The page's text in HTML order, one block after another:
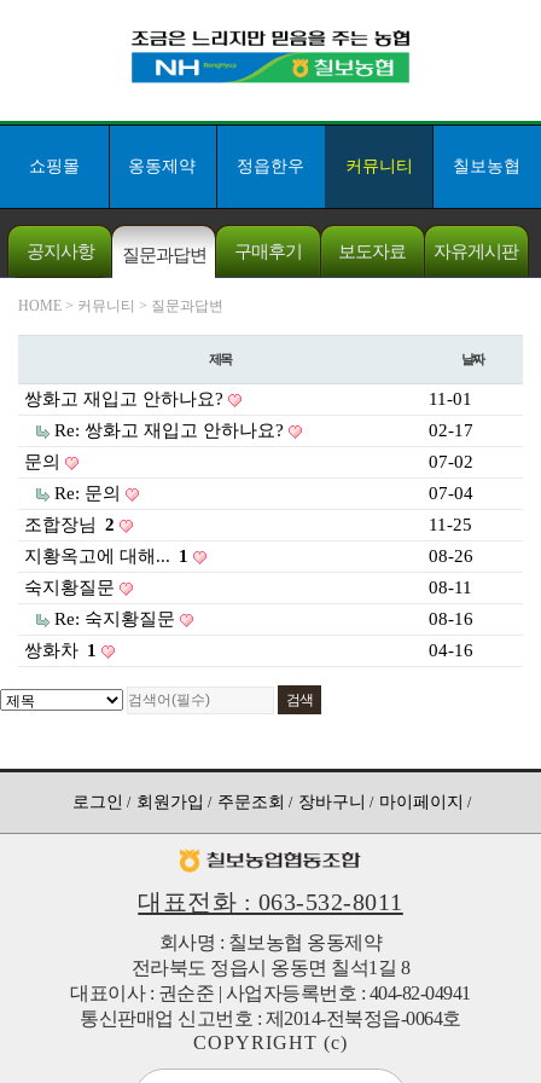
쇼핑몰 옹동제약 정읍한우 커뮤니티 칠보농협
공지사항 질문과답변 구매후기 보도자료 자유게시판
개인채무자보
063-532-8011
칠보농협 본점
063-534-3007
5만원이상 구매시
무료배송!
입금계좌안내
517142-51-013245
칠보농협옹동제약
HOME > 커뮤니티 > 질문과답변
제목 날짜
쌍화고 재입고 안하나요?
11-01
Re: 쌍화고 재입고 안하나요?
02-17
문의
07-02
Re: 문의
07-04
조합장님 2
11-25
지황옥고에 대해... 1
08-26
숙지황질문
08-11
Re: 숙지황질문
08-16
쌍화차 1 04-16
로그인 회원가입 주문조회 장바구니 마이페이지
대표전화 : 063-532-8011
회사명 : 칠보농협 옹동제약
전라북도 정읍시 옹동면 칠석1길 8
대표이사 : 권순준 | 사업자등록번호 : 404-82-04941
통신판매업 신고번호 : 제2014-전북정읍-0064호
COPYRIGHT (c)